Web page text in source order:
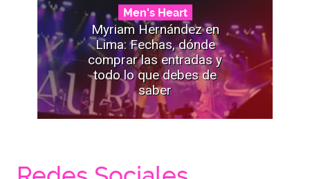
Men's Heart
Myriam Hernández en
Lima: Fechas, dónde
comprar las entradas y
todo lo que debes de
saber